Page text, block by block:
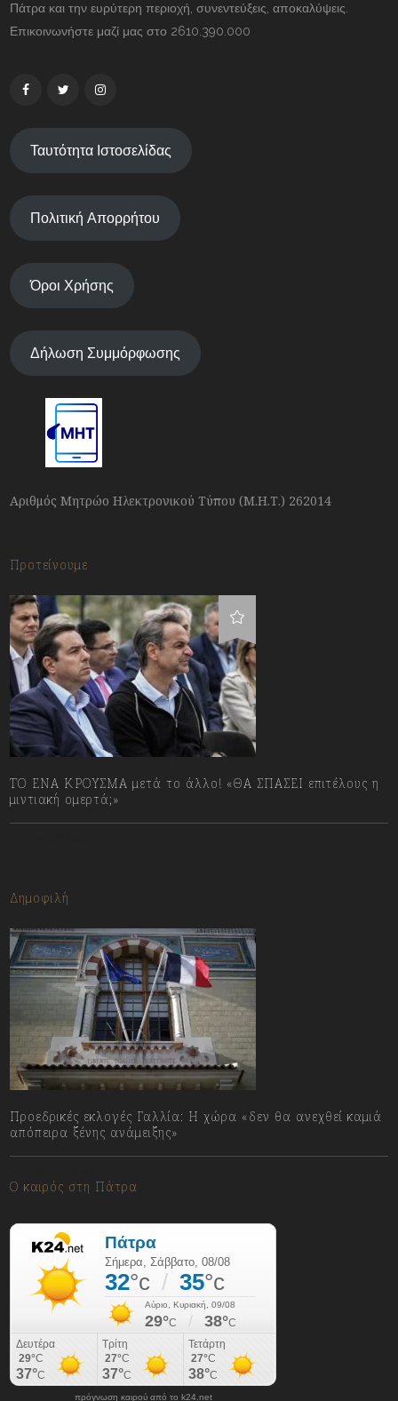
Πάτρα και την ευρύτερη περιοχή, συνεντεύξεις, αποκαλύψεις.
Επικοινωνήστε μαζί μας στο 2610.390.000
Ταυτότητα Ιστοσελίδας
Πολιτική Απορρήτου
Όροι Χρήσης
Δήλωση Συμμόρφωσης
Αριθμός Μητρώο Ηλεκτρονικού Τύπου (Μ.Η.Τ.) 262014
Προτείνουμε
ΤΟ ΕΝΑ ΚΡΟΥΣΜΑ μετά το άλλο! «ΘΑ ΣΠΑΣΕΙ επιτέλους η
μιντιακή ομερτά;»
Δημοφιλή
Προεδρικές εκλογές Γαλλία: Η χώρα «δεν θα ανεχθεί καμιά
απόπειρα ξένης ανάμειξης»
Ο καιρός στη Πάτρα
πρόγνωση καιρού από το k24.net